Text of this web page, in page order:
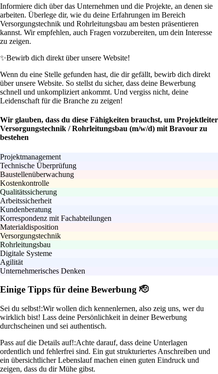
Informiere dich über das Unternehmen und die Projekte, an denen sie
arbeiten. Überlege dir, wie du deine Erfahrungen im Bereich
Versorgungstechnik und Rohrleitungsbau am besten präsentieren
kannst. Wir empfehlen, auch Fragen vorzubereiten, um dein Interesse
zu zeigen.
✨Bewirb dich direkt über unsere Website!
Wenn du eine Stelle gefunden hast, die dir gefällt, bewirb dich direkt
über unsere Website. So stellst du sicher, dass deine Bewerbung
schnell und unkompliziert ankommt. Und vergiss nicht, deine
Leidenschaft für die Branche zu zeigen!
Wir glauben, dass du diese Fähigkeiten brauchst, um Projektleiter
Versorgungstechnik / Rohrleitungsbau (m/w/d) mit Bravour zu
bestehen
Projektmanagement
Technische Überprüfung
Baustellenüberwachung
Kostenkontrolle
Qualitätssicherung
Arbeitssicherheit
Kundenberatung
Korrespondenz mit Fachabteilungen
Materialdisposition
Versorgungstechnik
Rohrleitungsbau
Digitale Systeme
Agilität
Unternehmerisches Denken
Einige Tipps für deine Bewerbung 🫡
Sei du selbst!:Wir wollen dich kennenlernen, also zeig uns, wer du
wirklich bist! Lass deine Persönlichkeit in deiner Bewerbung
durchscheinen und sei authentisch.
Pass auf die Details auf!:Achte darauf, dass deine Unterlagen
ordentlich und fehlerfrei sind. Ein gut strukturiertes Anschreiben und
ein übersichtlicher Lebenslauf machen einen guten Eindruck und
zeigen, dass du dir Mühe gibst.